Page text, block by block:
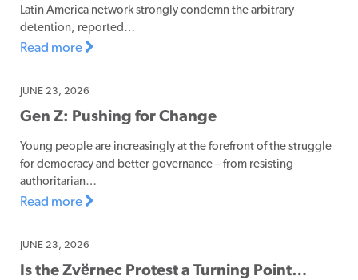
Latin America network strongly condemn the arbitrary
detention, reported…
Read more
JUNE 23, 2026
Gen Z: Pushing for Change
Young people are increasingly at the forefront of the struggle
for democracy and better governance – from resisting
authoritarian…
Read more
JUNE 23, 2026
Is the Zvërnec Protest a Turning Point…